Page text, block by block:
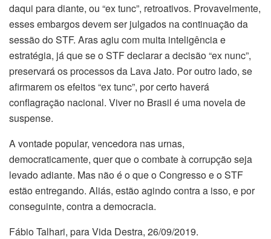
daqui para diante, ou “ex tunc”, retroativos. Provavelmente,
esses embargos devem ser julgados na continuação da
sessão do STF. Aras agiu com muita inteligência e
estratégia, já que se o STF declarar a decisão “ex nunc”,
preservará os processos da Lava Jato. Por outro lado, se
afirmarem os efeitos “ex tunc”, por certo haverá
conflagração nacional. Viver no Brasil é uma novela de
suspense.
A vontade popular, vencedora nas urnas,
democraticamente, quer que o combate à corrupção seja
levado adiante. Mas não é o que o Congresso e o STF
estão entregando. Aliás, estão agindo contra a isso, e por
conseguinte, contra a democracia.
Fábio Talhari, para Vida Destra, 26/09/2019.